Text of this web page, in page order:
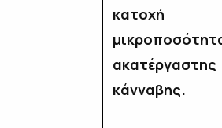
κατοχή
ακατέργαστης
κάνναβης.